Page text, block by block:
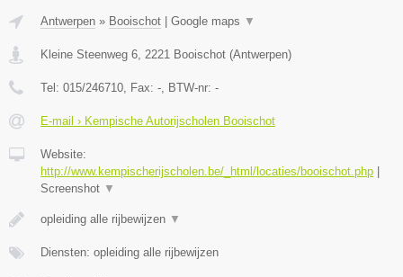
Antwerpen » Booischot Google maps ▼
Kleine Steenweg 6, 2221 Booischot (Antwerpen)
Tel: 015/246710, Fax: -, BTW-nr: -
E-mail › Kempische Autorijscholen Booischot
Website:
http://www.kempischerijscholen.be/_html/locaties/booischot.php
Screenshot ▼
opleiding alle rijbewijzen ▼
Diensten: opleiding alle rijbewijzen